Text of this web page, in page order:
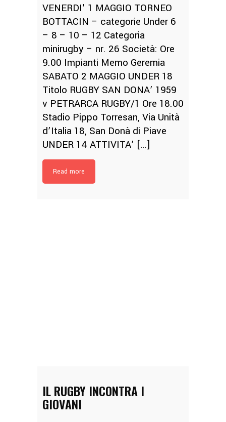
VENERDI’ 1 MAGGIO TORNEO
BOTTACIN – categorie Under 6
– 8 – 10 – 12 Categoria
minirugby – nr. 26 Società: Ore
9.00 Impianti Memo Geremia
SABATO 2 MAGGIO UNDER 18
Titolo RUGBY SAN DONA’ 1959
v PETRARCA RUGBY/1 Ore 18.00
Stadio Pippo Torresan, Via Unità
d’Italia 18, San Donà di Piave
UNDER 14 ATTIVITA’ […]
Read more
IL RUGBY INCONTRA I
GIOVANI